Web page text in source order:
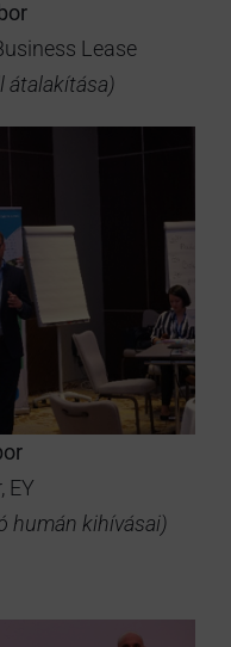
Lease
átalakítása)
EY
humán kihívásai)